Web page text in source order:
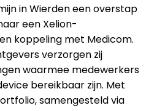
in Wierden een overstap
een Xelion-
koppeling met Medicom.
verzorgen zij
waarmee medewerkers
bereikbaar zijn. Met
samengesteld via